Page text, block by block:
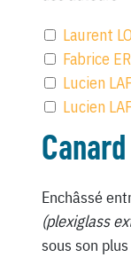
Laurent
Fabrice
Lucien
Lucien
Enchâssé
(plexiglass
sous son